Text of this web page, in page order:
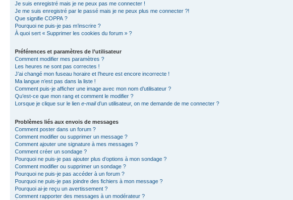
Je suis enregistré mais je ne peux pas me connecter !
Je me suis enregistré par le passé mais je ne peux plus me connecter ?!
Que signifie COPPA ?
Pourquoi ne puis-je pas m’inscrire ?
À quoi sert « Supprimer les cookies du forum » ?
Préférences et paramètres de l’utilisateur
Comment modifier mes paramètres ?
Les heures ne sont pas correctes !
J’ai changé mon fuseau horaire et l’heure est encore incorrecte !
Ma langue n’est pas dans la liste !
Comment puis-je afficher une image avec mon nom d’utilisateur ?
Qu’est-ce que mon rang et comment le modifier ?
Lorsque je clique sur le lien e-maild’un utilisateur, on me demande de me connecter ?
Problèmes liés aux envois de messages
Comment poster dans un forum ?
Comment modifier ou supprimer un message ?
Comment ajouter une signature à mes messages ?
Comment créer un sondage ?
Pourquoi ne puis-je pas ajouter plus d’options à mon sondage ?
Comment modifier ou supprimer un sondage ?
Pourquoi ne puis-je pas accéder à un forum ?
Pourquoi ne puis-je pas joindre des fichiers à mon message ?
Pourquoi ai-je reçu un avertissement ?
Comment rapporter des messages à un modérateur ?